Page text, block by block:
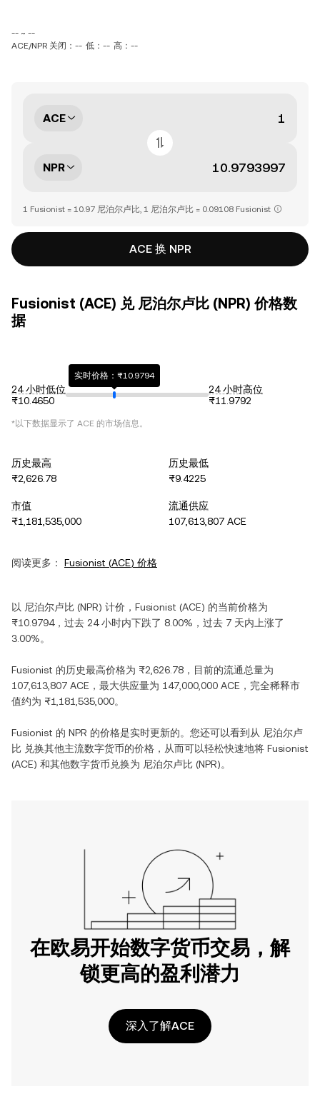
-- ~ --
ACE/NPR 关闭：-- 低：-- 高：--
ACE
NPR
1 Fusionist = 10.97 尼泊尔卢比, 1 尼泊尔卢比 = 0.09108 Fusionist
ACE 换 NPR
Fusionist (ACE) 兑 尼泊尔卢比 (NPR) 价格数
据
24 小时低位
₨10.4650
实时价格：₨10.9794
24 小时高位
₨11.9792
*以下数据显示了 ACE 的市场信息。
历史最高
₨2,626.78
历史最低
₨9.4225
市值
₨1,181,535,000
流通供应
107,613,807 ACE
阅读更多： Fusionist (ACE) 价格
以 尼泊尔卢比 (NPR) 计价， Fusionist (ACE) 的当前价格为
₨10.9794，过去 24 小时内下跌了 8.00% ，过去 7 天内 上涨了
3.00%。
Fusionist 的历史最高价格为 ₨2,626.78 ，目前的流通总量为
107,613,807 ACE ，最大供应量为 147,000,000 ACE ，完全稀释市
值约为 ₨1,181,535,000。
Fusionist 的 NPR 的价格是实时更新的。您还可以看到从 尼泊尔卢
比 兑换其他主流数字货币的价格，从而可以轻松快速地将 Fusionist
(ACE) 和其他数字货币兑换为 尼泊尔卢比 (NPR)。
在欧易开始数字货币交易，解
锁更高的盈利潜力
深入了解ACE